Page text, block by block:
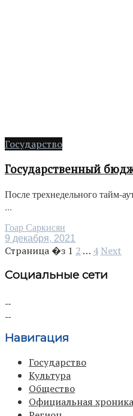
Государство
Государственный
После трехнедельного тайм-
...
Гоар Саркисян
9 декабря, 2021
Страница �з 1 2 … 4 Next
Социальные сети
Навигация
Государство
Культура
Общество
Официальная хроника